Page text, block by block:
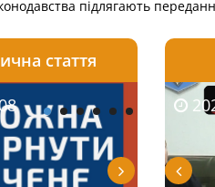
підлягають
2026-08-
стаття
2026-
25